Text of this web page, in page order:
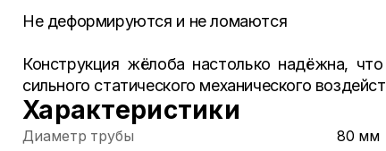
Не деформируются и не ломаются
Конструкция жёлоба настолько надёжна,
сильного статического механического
Характеристики
Диаметр трубы
80 мм